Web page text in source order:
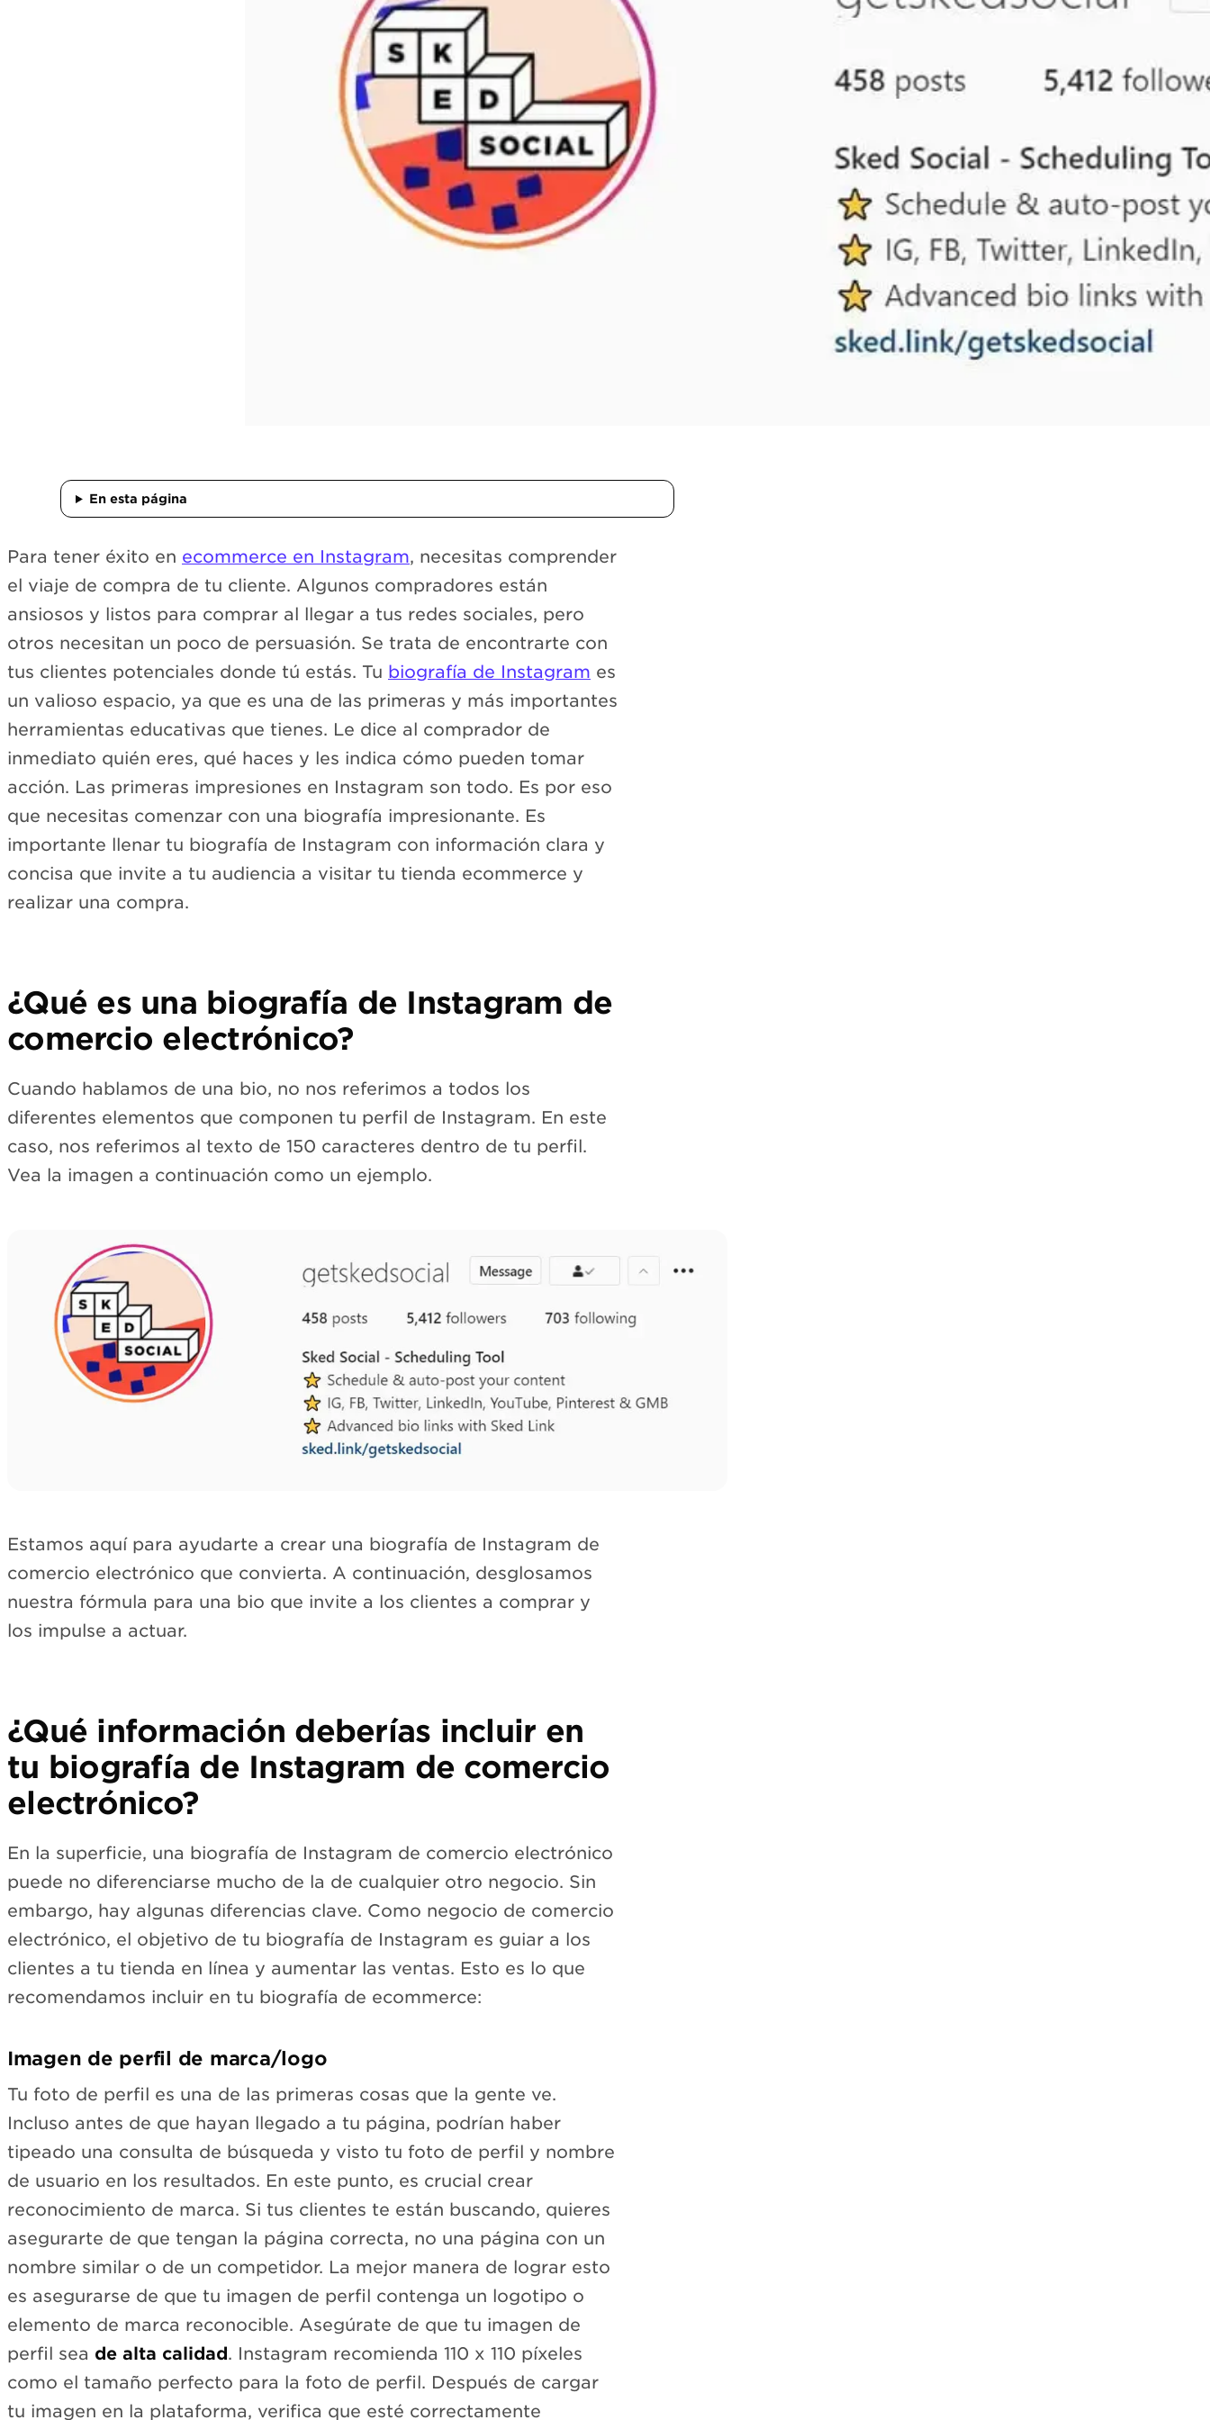
En esta página
Para tener éxito en ecommerce en Instagram, necesitas comprender
el viaje de compra de tu cliente. Algunos compradores están
ansiosos y listos para comprar al llegar a tus redes sociales, pero
otros necesitan un poco de persuasión. Se trata de encontrarte con
tus clientes potenciales donde tú estás. Tu biografía de Instagram es
un valioso espacio, ya que es una de las primeras y más importantes
herramientas educativas que tienes. Le dice al comprador de
inmediato quién eres, qué haces y les indica cómo pueden tomar
acción. Las primeras impresiones en Instagram son todo. Es por eso
que necesitas comenzar con una biografía impresionante. Es
importante llenar tu biografía de Instagram con información clara y
concisa que invite a tu audiencia a visitar tu tienda ecommerce y
realizar una compra.
¿Qué es una biografía de Instagram de
comercio electrónico?
Cuando hablamos de una bio, no nos referimos a todos los
diferentes elementos que componen tu perfil de Instagram. En este
caso, nos referimos al texto de 150 caracteres dentro de tu perfil.
Vea la imagen a continuación como un ejemplo.
Estamos aquí para ayudarte a crear una biografía de Instagram de
comercio electrónico que convierta. A continuación, desglosamos
nuestra fórmula para una bio que invite a los clientes a comprar y
los impulse a actuar.
¿Qué información deberías incluir en
tu biografía de Instagram de comercio
electrónico?
En la superficie, una biografía de Instagram de comercio electrónico
puede no diferenciarse mucho de la de cualquier otro negocio. Sin
embargo, hay algunas diferencias clave. Como negocio de comercio
electrónico, el objetivo de tu biografía de Instagram es guiar a los
clientes a tu tienda en línea y aumentar las ventas. Esto es lo que
recomendamos incluir en tu biografía de ecommerce:
Imagen de perfil de marca/logo
Tu foto de perfil es una de las primeras cosas que la gente ve.
Incluso antes de que hayan llegado a tu página, podrían haber
tipeado una consulta de búsqueda y visto tu foto de perfil y nombre
de usuario en los resultados. En este punto, es crucial crear
reconocimiento de marca. Si tus clientes te están buscando, quieres
asegurarte de que tengan la página correcta, no una página con un
nombre similar o de un competidor. La mejor manera de lograr esto
es asegurarse de que tu imagen de perfil contenga un logotipo o
elemento de marca reconocible. Asegúrate de que tu imagen de
perfil sea de alta calidad. Instagram recomienda 110 x 110 píxeles
como el tamaño perfecto para la foto de perfil. Después de cargar
tu imagen en la plataforma, verifica que esté correctamente